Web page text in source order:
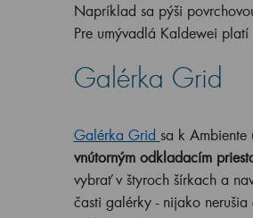
Napríklad sa pýši
Pre umývadlá Kaldewei platí
Galérka Grid
Galérka Grid sa k
vnútorným odkladacím
vybrať v štyroch šírkach a
časti galérky - nijako